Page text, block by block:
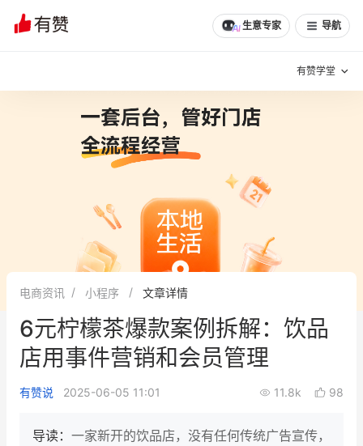
生意专家 导航
有赞学堂
增长方法
有赞专家说
新零售最佳实践
面对面聊增长
新零售大会 新零售茶会
电商资讯 小程序 文章详情
6元柠檬茶爆款案例拆解：饮品
店用事件营销和会员管理
有赞说 2025-06-05 11:01 11.8k 98
导读： 一家新开的饮品店，没有任何传统广告宣传，